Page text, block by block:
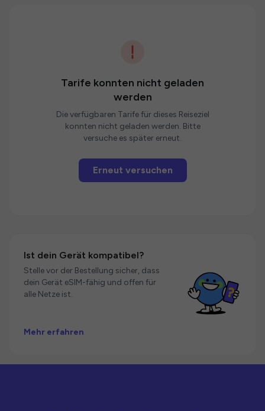
Tarife konnten nicht geladen
werden
Die verfügbaren Tarife für dieses Reiseziel
konnten nicht geladen werden. Bitte
versuche es später erneut.
Erneut versuchen
Ist dein Gerät kompatibel?
Stelle vor der Bestellung sicher, dass
dein Gerät eSIM-fähig und offen für
alle Netze ist.
Mehr erfahren